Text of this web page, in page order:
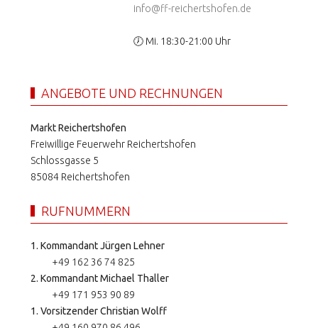
info@ff-reichertshofen.de
🕖 Mi. 18:30-21:00 Uhr
ANGEBOTE UND RECHNUNGEN
Markt Reichertshofen
Freiwillige Feuerwehr Reichertshofen
Schlossgasse 5
85084 Reichertshofen
RUFNUMMERN
1. Kommandant Jürgen Lehner
+49 162 36 74 825
2. Kommandant Michael Thaller
+49 171 953 90 89
1. Vorsitzender Christian Wolff